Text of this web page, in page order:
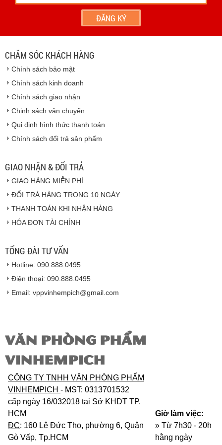
- Hoặc chúng tôi sẽcử nhân viên giao hàng
địa chỉ khách hàng cung cấp.
Vinhempich
CAM KẾT CHẤT LƯỢNG
Hàng hóa được giao cho quý khách là hàng mới
100% nguyên đai nguyên kiện.
Vinhempich
độ bảo hành sản phẩm đối với nhà sản xuất hoặc
nhà nhập khẩu nếu sản phẩm bị lỗi hoặc hỏng hóc
CHĂM SÓC KHÁCH HÀNG
Chính sách bảo mật
Chính sách kinh doanh
Chính sách giao nhận
Chinh sách vận chuyển
Qui định hình thức thanh toán
Chính sách đổi trả sản phẩm
GIAO NHẬN & ĐỔI TRẢ
GIAO HÀNG MIỄN PHÍ
ĐỔI TRẢ HÀNG TRONG 10 NGÀY
THANH TOÁN KHI NHẬN HÀNG
HÓA ĐƠN TÀI CHÍNH
TỔNG ĐÀI TƯ VẤN
Hotline: 090.888.0495
Điện thoại: 090.888.0495
Email: vppvinhempich@gmail.com
VĂN PHÒNG PHẨM
VINHEMPICH
CÔNG TY TNHH VĂN PHÒNG PHẨM
VINHEMPICH - MST: 0313701532
cấp ngày 16/032018 tại Sở KHDT TP.
HCM
ĐC: 160 Lê Đức Thọ, phường 6, Quận
Gò Vấp, Tp.HCM
Giờ làm việc:
» Từ 7h30 - 20h
hằng ngày